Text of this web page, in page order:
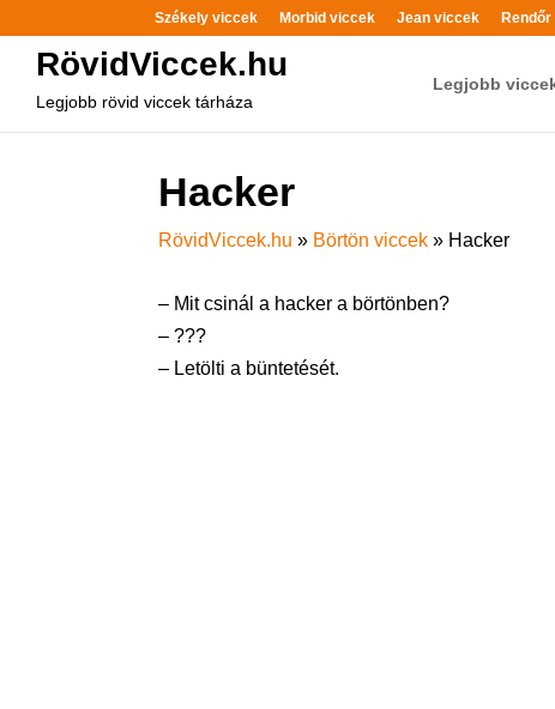
Székely viccek Morbid viccek Jean viccek
RövidViccek.hu
Legjobb rövid viccek tárháza
Legjobb
Hacker
RövidViccek.hu » Börtön viccek » Hacker
– Mit csinál a hacker a börtönben?
– ???
– Letölti a büntetését.